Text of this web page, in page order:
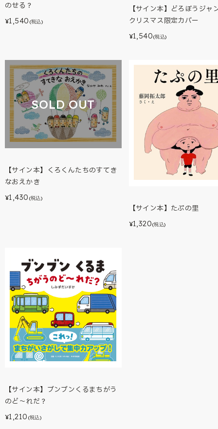
のせる？
¥1,540 (税込)
【サイン本】どろぼうジ
クリスマス限定カバー
¥1,540(税込)
SOLD OUT
【サイン本】くろくんたちのすてき
なおえかき
¥1,430 (税込)
【サイン本】たぷの里
¥1,320(税込)
【サイン本】ブンブンくるまちがう
のど～れだ？
¥1,210 (税込)